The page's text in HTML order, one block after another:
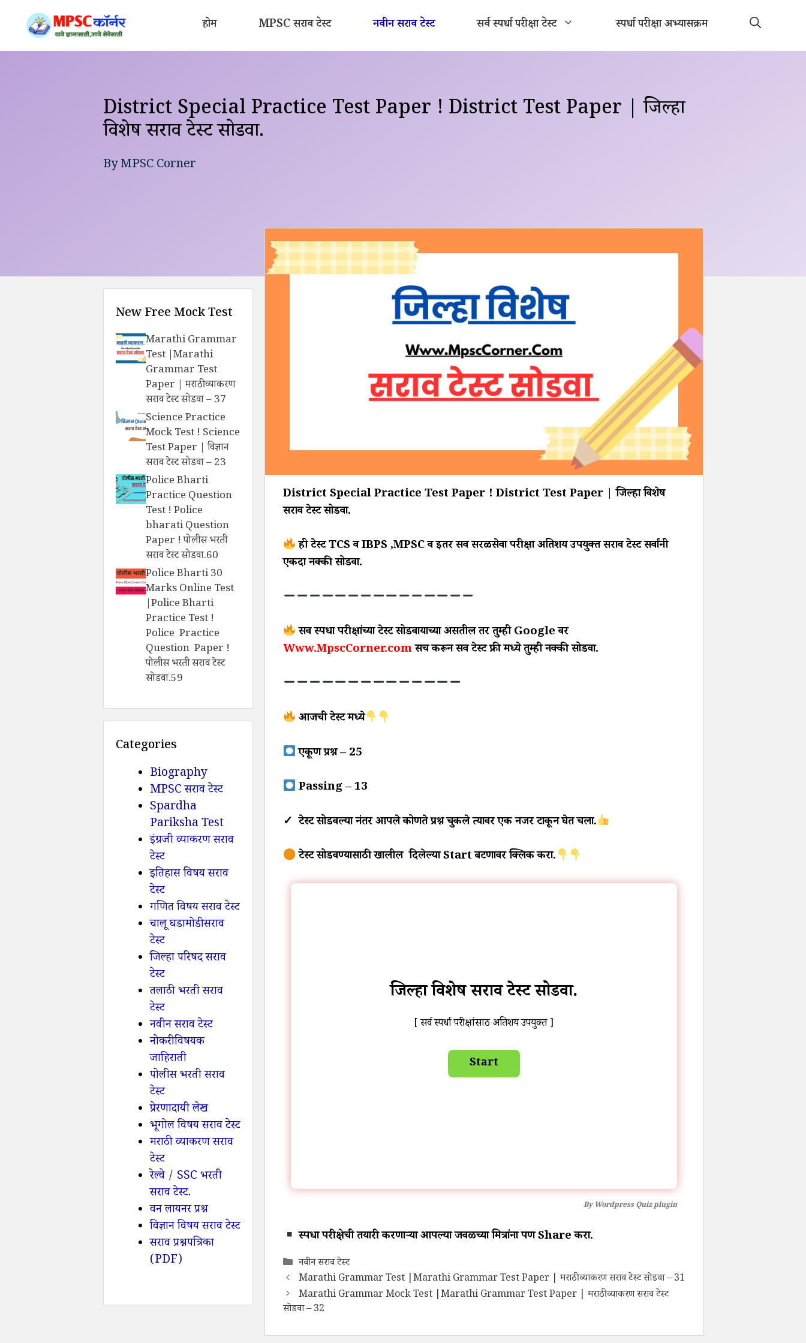
content
होम MPSC सराव टेस्ट नवीन सराव टेस्ट सर्व स्पर्धा परीक्षा टेस्ट स्पर्धा परीक्षा अभ्यासक्रम
District Special Practice Test Paper ! District Test Paper | जिल्हा
विशेष सराव टेस्ट सोडवा.
ByMPSC Corner
District Special Practice Test Paper ! District Test Paper | जिल्हा विशेष
सराव टेस्ट सोडवा.
ही टेस्ट TCS व IBPS ,MPSC व इतर सर्व सरळसेवा परीक्षा अतिशय उपयुक्त सराव टेस्ट सर्वांनी
एकदा नक्की सोडवा.
सर्व स्पर्धा परीक्षांच्या टेस्ट सोडवायाच्या असतील तर तुम्ही Google वर
Www.MpscCorner.comसर्च करून सर्व टेस्ट फ्री मध्ये तुम्ही नक्की सोडवा.
आजची टेस्ट मध्ये
एकूण प्रश्न – 25
Passing – 13
✓ टेस्ट सोडवल्या नंतर आपले कोणते प्रश्न चुकले त्यावर एक नजर टाकून घेत चला.
टेस्ट सोडवण्यासाठी खालील दिलेल्या Start बटणावर क्लिक करा.
जिल्हा विशेष सराव टेस्ट सोडवा.
[ सर्व स्पर्धा परीक्षांसाठी अतिशय उपयुक्त ]
ByWordpress Quiz plugin
स्पर्धा परीक्षेची तयारी करणाऱ्या आपल्या जवळच्या मित्रांना पण Share करा.
Categories
नवीन सराव टेस्ट
Marathi Grammar Test |Marathi Grammar Test Paper | मराठी व्याकरण सराव टेस्ट सोडवा – 31
Marathi Grammar Mock Test |Marathi Grammar Test Paper | मराठी व्याकरण सराव टेस्ट
सोडवा – 32
New Free Mock Test
Marathi Grammar
Test |Marathi
Grammar Test
Paper | मराठी व्याकरण
सराव टेस्ट सोडवा – 37
Science Practice
Mock Test ! Science
Test Paper | विज्ञान
सराव टेस्ट सोडवा – 23
Police Bharti
Practice Question
Test ! Police
bharati Question
Paper ! पोलीस भरती
सराव टेस्ट सोडवा.60
Police Bharti 30
Marks Online Test
|Police Bharti
Practice Test !
Police Practice
Question Paper !
पोलीस भरती सराव टेस्ट
सोडवा.59
Categories
Biography
MPSC सराव टेस्ट
Spardha
Pariksha Test
इंग्रजी व्याकरण सराव
टेस्ट
इतिहास विषय सराव
टेस्ट
गणित विषय सराव टेस्ट
चालू घडामोडी सराव
टेस्ट
जिल्हा परिषद सराव
टेस्ट
तलाठी भरती सराव
टेस्ट
नवीन सराव टेस्ट
नोकरी विषयक
जाहिराती
पोलीस भरती सराव
टेस्ट
प्रेरणादायी लेख
भूगोल विषय सराव टेस्ट
मराठी व्याकरण सराव
टेस्ट
रेल्वे / SSC भरती
सराव टेस्ट.
वन लायनर प्रश्न
विज्ञान विषय सराव टेस्ट
सराव प्रश्नपत्रिका
(PDF)